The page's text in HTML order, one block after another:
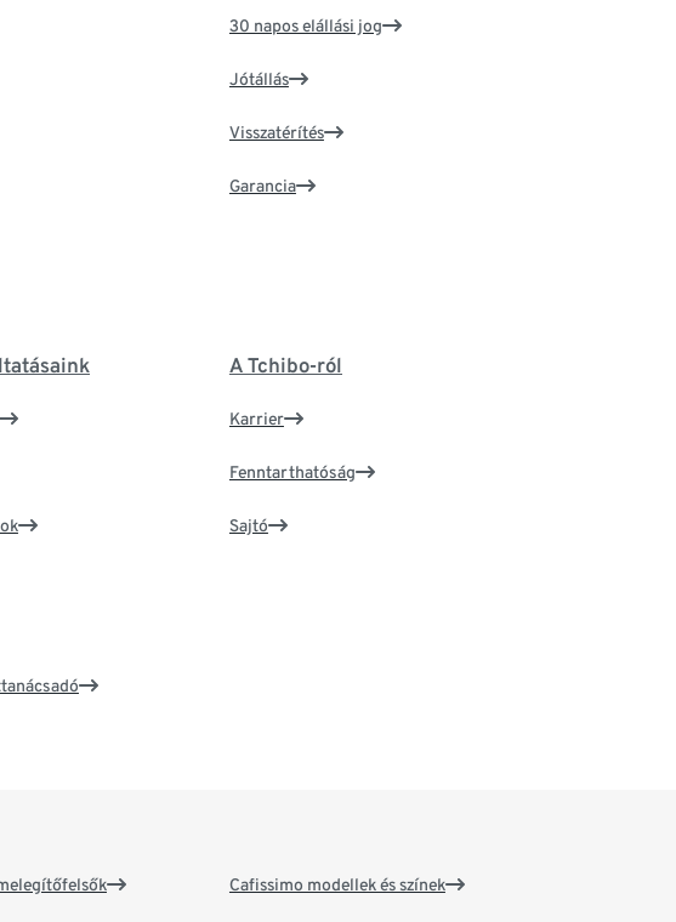
30 napos elállási jog
Jótállás
Visszatérítés
Garancia
A Tchibo-ról
Karrier
Fenntarthatóság
Sajtó
Cafissimo modellek és színek